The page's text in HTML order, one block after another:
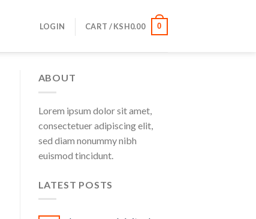
LOGIN CART /KSH0.00 0
ABOUT
Lorem ipsum dolor sit amet,
consectetuer adipiscing elit,
sed diam nonummy nibh
euismod tincidunt.
LATEST POSTS